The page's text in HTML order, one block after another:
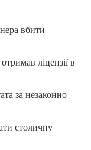
вбити
ліцензії в
за незаконно
столичну